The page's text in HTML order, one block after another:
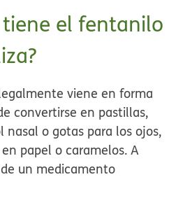
el fentanilo
viene en forma
convertirse en pastillas,
nasal o gotas para los ojos,
papel o caramelos. A
un medicamento